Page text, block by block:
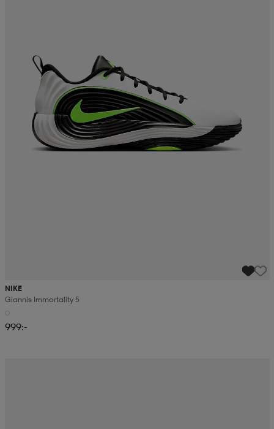
NIKE
Giannis Immortality 5
999:-